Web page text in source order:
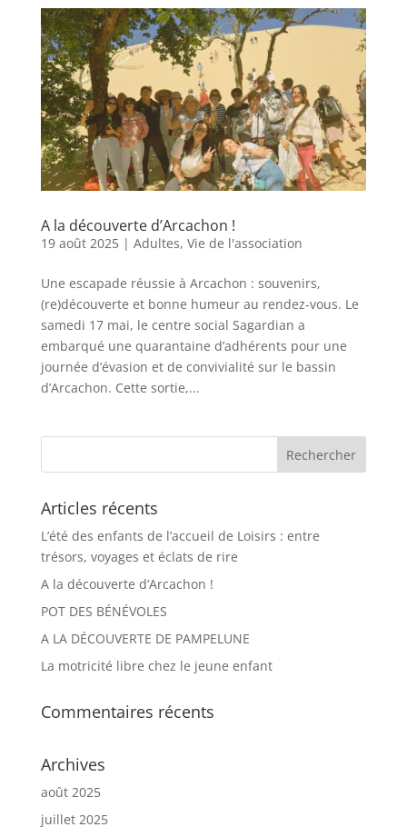
A la découverte d’Arcachon !
19 août 2025| Adultes, Vie de l'association
Une escapade réussie à Arcachon : souvenirs,
(re)découverte et bonne humeur au rendez-vous. Le
samedi 17 mai, le centre social Sagardian a
embarqué une quarantaine d’adhérents pour une
journée d’évasion et de convivialité sur le bassin
d’Arcachon. Cette sortie,...
Articles récents
L’été des enfants de l’accueil de Loisirs : entre
trésors, voyages et éclats de rire
A la découverte d’Arcachon !
POT DES BÉNÉVOLES
A LA DÉCOUVERTE DE PAMPELUNE
La motricité libre chez le jeune enfant
Commentaires récents
Archives
août 2025
juillet 2025